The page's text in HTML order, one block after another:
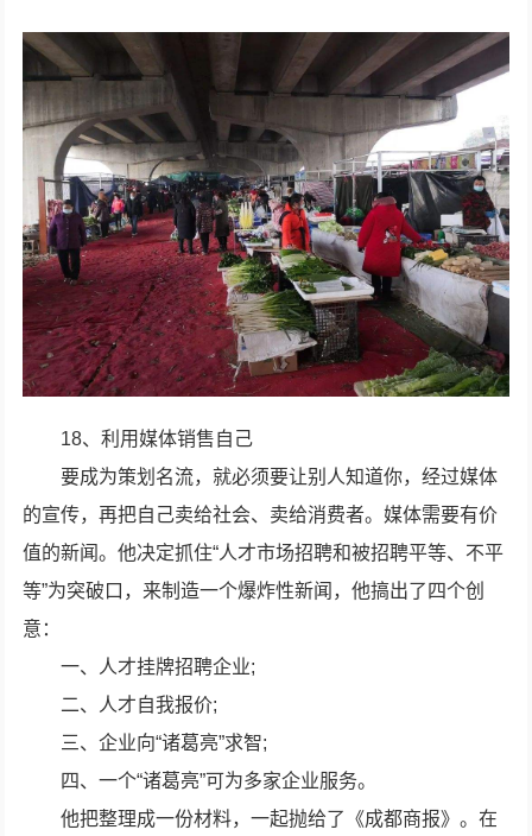
18、利用媒体销售自己
要成为策划名流，就必须要让别人知道你，经过媒体
的宣传，再把自己卖给社会、卖给消费者。媒体需要有价
值的新闻。他决定抓住“人才市场招聘和被招聘平等、不平
等”为突破口，来制造一个爆炸性新闻，他搞出了四个创
意：
一、人才挂牌招聘企业;
二、人才自我报价;
三、企业向“诸葛亮”求智;
四、一个“诸葛亮”可为多家企业服务。
他把整理成一份材料，一起抛给了《成都商报》。在